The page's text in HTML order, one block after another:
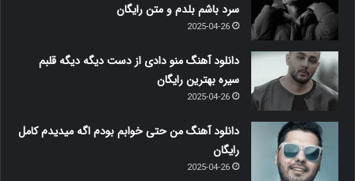
سرد باشم بلدم و متن رایگان
2025-04-26
دانلود آهنگ منو دادی از دست دیگه دیگه قلبم
سیره بهترین رایگان
2025-04-26
دانلود آهنگ من حتی خوابم بودم اگه میدیدم کامل
رایگان
2025-04-26